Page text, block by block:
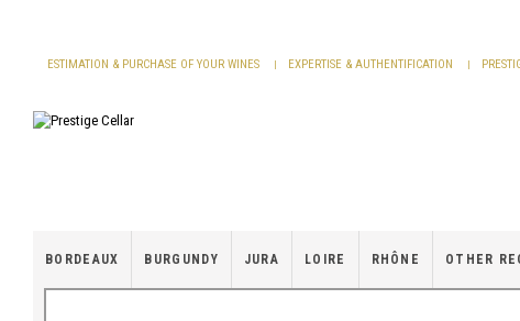
ESTIMATION & PURCHASE OF YOUR WINES EXPERTISE & AUTHENTIFICATION
BORDEAUX BURGUNDY JURA LOIRE RHÔNE OTHER